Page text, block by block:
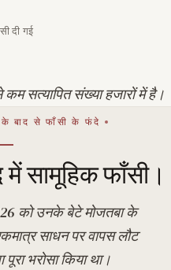
दी गई
सत्यापित संख्या हजारों में है।
के बाद से फाँसी के फंदे
में सामूहिक फाँसी।
को उनके बेटे मोजतबा के
साधन पर वापस लौट
भरोसा किया था।